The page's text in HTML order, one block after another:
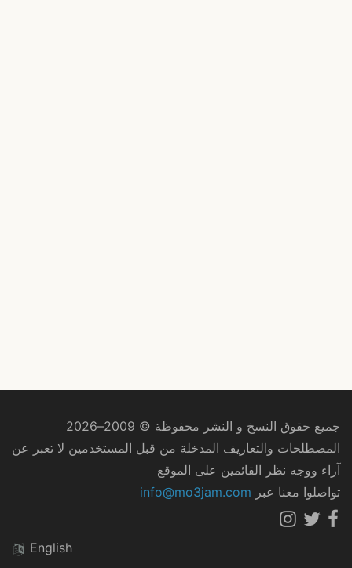
جميع حقوق النسخ و النشر محفوظة © 2009–2026
المصطلحات والتعاريف المدخلة من قبل المستخدمين لا تعبر عن
آراء ووجه نظر القائمين على الموقع
تواصلوا معنا عبر info@mo3jam.com
English